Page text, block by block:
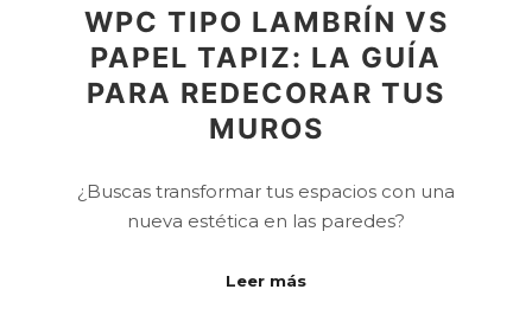
WPC TIPO LAMBRÍN VS
PAPEL TAPIZ: LA GUÍA
PARA REDECORAR TUS
MUROS
¿Buscas transformar tus espacios con una
nueva estética en las paredes?
Leer más